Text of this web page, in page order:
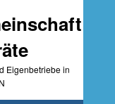
Eigenbetriebe in